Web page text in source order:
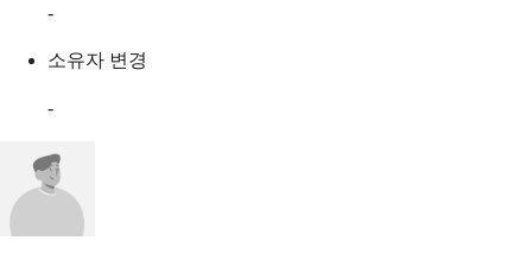
-
소유자 변경
-